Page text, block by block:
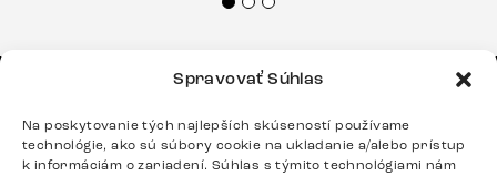
Spravovať Súhlas
Na poskytovanie tých najlepších skúseností používame
technológie, ako sú súbory cookie na ukladanie a/alebo prístup
k informáciám o zariadení. Súhlas s týmito technológiami nám
Sedačky